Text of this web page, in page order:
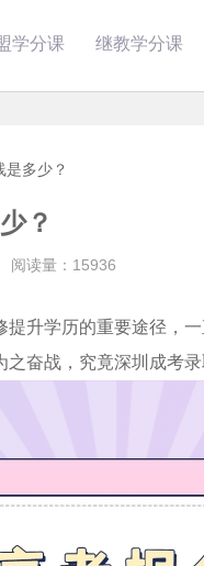
学分课 继教学分课
是多少？
？
读量：15936
升学历的重要途径，
奋战，究竟深圳成考